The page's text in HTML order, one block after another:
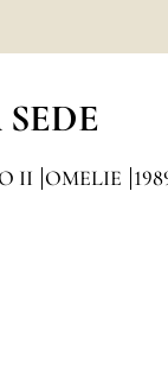
II OMELIE